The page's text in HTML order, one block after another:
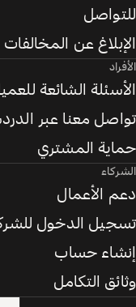
للتواصل
الإبلاغ عن المخالفات
الأفراد
الأسئلة الشائعة
تواصل معنا عبر
حماية المشتري
الشركاء
دعم الأعمال
تسجيل الدخول
إنشاء حساب
وثائق التكامل